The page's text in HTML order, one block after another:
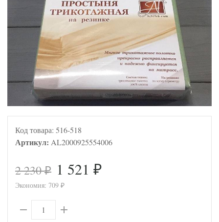
Код товара: 516-518
Артикул: AL2000925554006
2 230₽ 1 521 ₽
Экономия: 709 ₽